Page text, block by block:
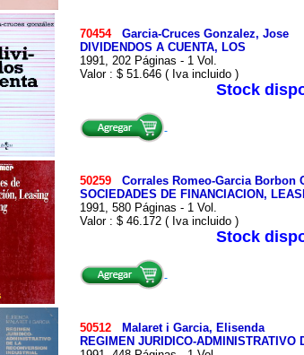
70454 Garcia-Cruces Gonzalez, Jose
DIVIDENDOS A CUENTA, LOS
1991, 202 Páginas - 1 Vol.
Valor : $ 51.646 ( Iva incluido )
Stock
50259 Corrales Romeo-Garcia Borbon
SOCIEDADES DE FINANCIACION,
1991, 580 Páginas - 1 Vol.
Valor : $ 46.172 ( Iva incluido )
Stock
50512
Malaret i Garcia, Elisenda
REGIMEN JURIDICO-